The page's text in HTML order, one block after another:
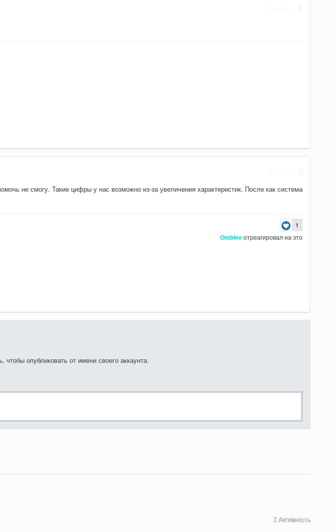
не смогу. Такие цифры у нас возможно из-за увеличения характеристик. После как система
1
Ombleeотреагировал на это
, чтобы опубликовать от имени своего аккаунта.
Активность